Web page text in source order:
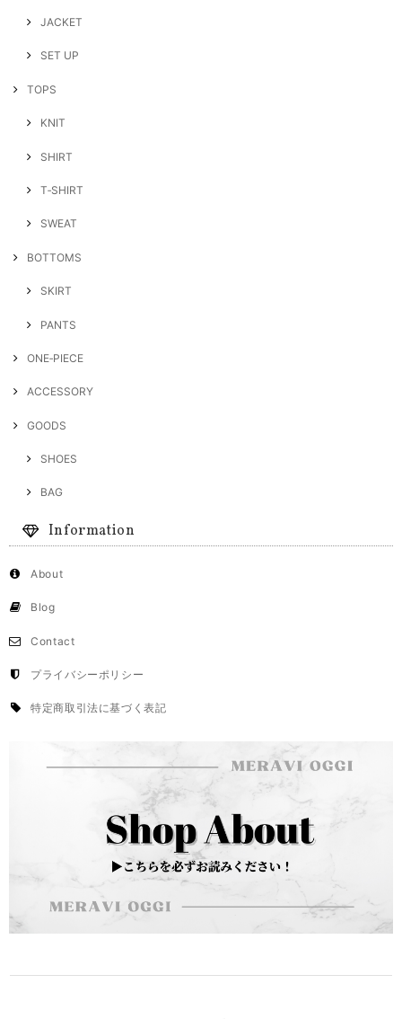
JACKET
SET UP
TOPS
KNIT
SHIRT
T‐SHIRT
SWEAT
BOTTOMS
SKIRT
PANTS
ONE‐PIECE
ACCESSORY
GOODS
SHOES
BAG
Information
About
Blog
Contact
プライバシーポリシー
特定商取引法に基づく表記